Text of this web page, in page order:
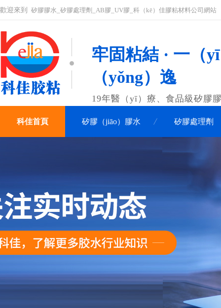
歡迎來到 矽膠膠水_矽膠處理劑_AB膠_UV膠_科（kē）佳膠粘材料公司網站
牢固粘結 · 一（
（yǒng）逸
19年醫（yī）療、食品級矽膠
科佳首頁 矽膠（jiāo）膠水 矽膠處理劑